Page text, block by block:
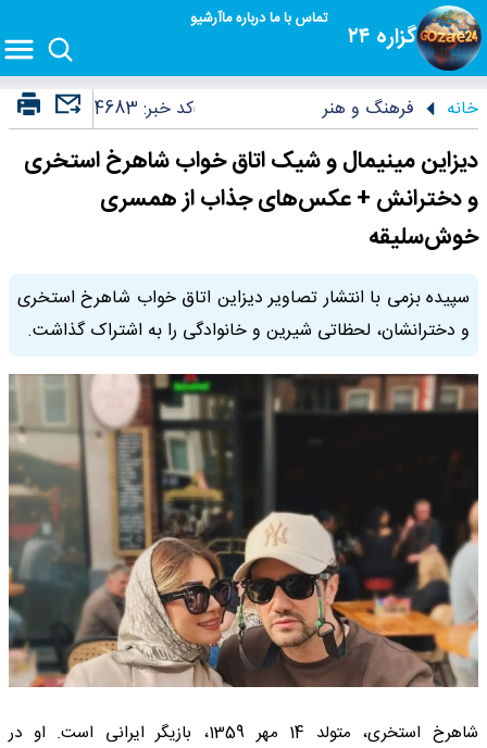
گزاره ۲۴
تماس با مادرباره ماآرشیو
خانه فرهنگ و هنر کد خبر: 4683
دیزاین مینیمال و شیک اتاق خواب شاهرخ استخری
و دخترانش + عکس‌های جذاب از همسری
خوش‌سلیقه
سپیده بزمی با انتشار تصاویر دیزاین اتاق خواب شاهرخ استخری
و دخترانشان، لحظاتی شیرین و خانوادگی را به اشتراک گذاشت.
شاهرخ استخری، متولد 14 مهر 1359، بازیگر ایرانی است. او در